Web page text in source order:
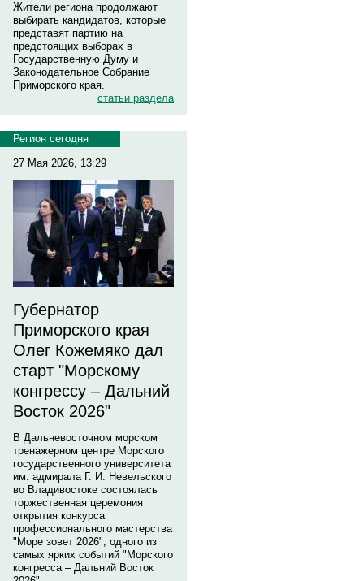
Жители региона продолжают
выбирать кандидатов, которые
представят партию на
предстоящих выборах в
Государственную Думу и
Законодательное Собрание
Приморского края.
статьи раздела
Регион сегодня
27 Мая 2026, 13:29
Губернатор
Приморского края
Олег Кожемяко дал
старт "Морскому
конгрессу – Дальний
Восток 2026"
В Дальневосточном морском
тренажерном центре Морского
государственного университета
им. адмирала Г. И. Невельского
во Владивостоке состоялась
торжественная церемония
открытия конкурса
профессионального мастерства
"Море зовет 2026", одного из
самых ярких событий "Морского
конгресса – Дальний Восток